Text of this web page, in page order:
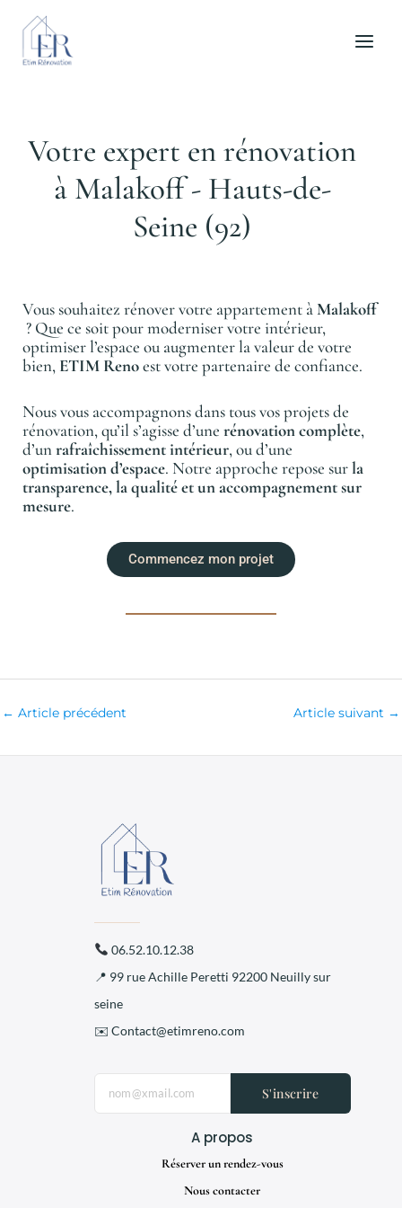
contenu
Votre expert en rénovation
à Malakoff - Hauts-de-
Seine (92)
Vous souhaitez rénover votre appartement àMalakoff
? Que ce soit pour moderniser votre intérieur,
optimiser l’espace ou augmenter la valeur de votre
bien, ETIM Renoest votre partenaire de confiance.
Nous vous accompagnons dans tous vos projets de
rénovation, qu’il s’agisse d’une rénovation complète,
d’unrafraîchissement intérieur, ou d’une
optimisation d’espace. Notre approche repose surla
transparence, la qualité et un accompagnement sur
mesure.
Commencez mon projet
← Article précédent Article suivant →
06.52.10.12.38
📍 99 rue Achille Peretti 92200 Neuilly sur
seine
✉️ Contact@etimreno.com
S'inscrire
A propos
Réserver un rendez-vous
Nous contacter